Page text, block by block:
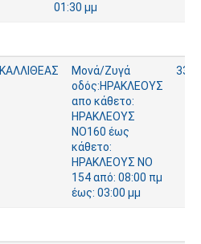
01:30 μμ
ΚΑΛΛΙΘΕΑΣ
Μονά/Ζυγά
οδός:ΗΡΑΚΛΕΟΥΣ
απο κάθετο:
ΗΡΑΚΛΕΟΥΣ
ΝΟ160 έως
κάθετο:
ΗΡΑΚΛΕΟΥΣ ΝΟ
154 από: 08:00 πμ
έως: 03:00 μμ
334